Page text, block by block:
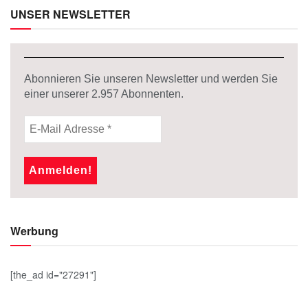
UNSER NEWSLETTER
Abonnieren Sie unseren Newsletter und werden Sie
einer unserer 2.957 Abonnenten.
Werbung
[the_ad id="27291"]